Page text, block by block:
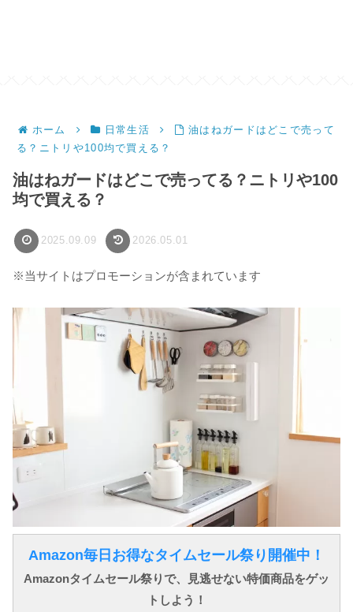
ホーム 日常生活
油はねガードはどこで売って
る？ニトリや100均で買える？
油はねガードはどこで売ってる？ニトリや100
均で買える？
2025.09.09 2026.05.01
※当サイトはプロモーションが含まれています
Amazon毎日お得なタイムセール祭り開催中！
Amazonタイムセール祭りで、見逃せない特価商品をゲッ
トしよう！